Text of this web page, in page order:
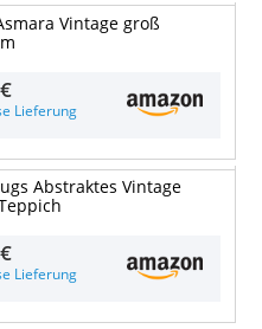
Vintage groß
Lieferung
Abstraktes Vintage
Lieferung